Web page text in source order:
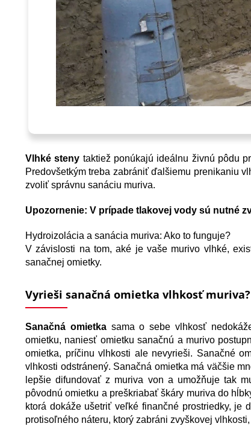
Vlhké steny taktiež ponúkajú ideálnu živnú pôdu
Predovšetkým treba zabrániť ďalšiemu prenikaniu
zvoliť správnu sanáciu muriva.
Upozornenie: V prípade tlakovej vody sú nutné
Hydroizolácia a sanácia muriva: Ako to funguje?
V závislosti na tom, aké je vaše murivo vlhké,
sanačnej omietky.
Vyrieši sanačná omietka vlhkosť muriva?
Sanačná omietkasama o sebe vlhkosť
omietku, naniesť omietku sanačnú a murivo
omietka, príčinu vlhkosti ale nevyrieši. Sanačné
vlhkosti odstránený. Sanačná omietka má väčšie
lepšie difundovať z muriva von a umožňuje tak
pôvodnú omietku a preškriabať škáry muriva do
ktorá dokáže ušetriť veľké finančné prostriedky,
protisoľného náteru, ktorý zabráni zvyškovej